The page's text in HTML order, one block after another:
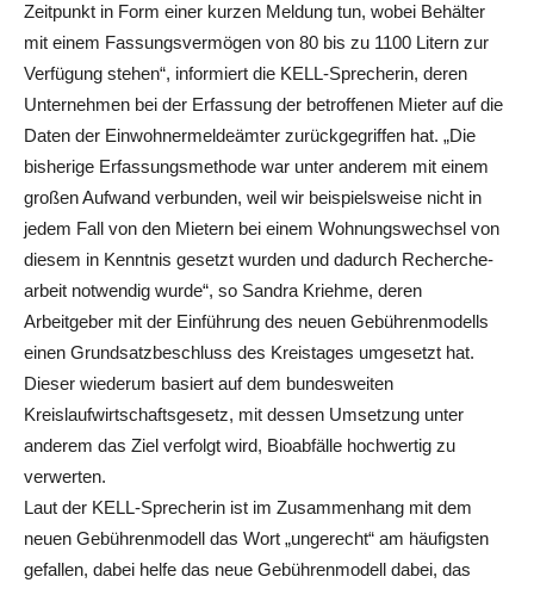
Zeitpunkt in Form einer kurzen Meldung tun, wobei Behälter
mit einem Fassungsvermögen von 80 bis zu 1100 Litern zur
Verfügung stehen“, informiert die KELL-Sprecherin, deren
Unternehmen bei der Erfassung der betroffenen Mieter auf die
Daten der Einwohnermeldeämter zurückgegriffen hat. „Die
bisherige Erfassungsmethode war unter anderem mit einem
großen Aufwand verbunden, weil wir beispielsweise nicht in
jedem Fall von den Mietern bei einem Wohnungswechsel von
diesem in Kenntnis gesetzt wurden und dadurch Recherche-
arbeit notwendig wurde“, so Sandra Kriehme, deren
Arbeitgeber mit der Einführung des neuen Gebührenmodells
einen Grundsatzbeschluss des Kreistages umgesetzt hat.
Dieser wiederum basiert auf dem bundesweiten
Kreislaufwirtschaftsgesetz, mit dessen Umsetzung unter
anderem das Ziel verfolgt wird, Bioabfälle hochwertig zu
verwerten.
Laut der KELL-Sprecherin ist im Zusammenhang mit dem
neuen Gebührenmodell das Wort „ungerecht“ am häufigsten
gefallen, dabei helfe das neue Gebührenmodell dabei, das